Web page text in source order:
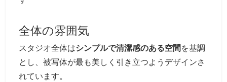
全体の雰囲気
スタジオ全体はシンプルで清潔感のある空間を基調
とし、被写体が最も美しく引き立つようデザインさ
れています。